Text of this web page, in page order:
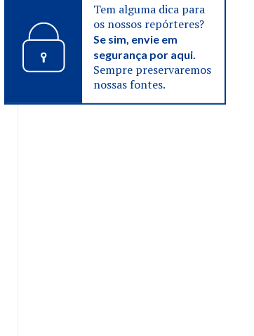
Tem alguma dica para
os nossos repórteres?
Se sim, envie em
segurança por aqui.
Sempre preservaremos
nossas fontes.